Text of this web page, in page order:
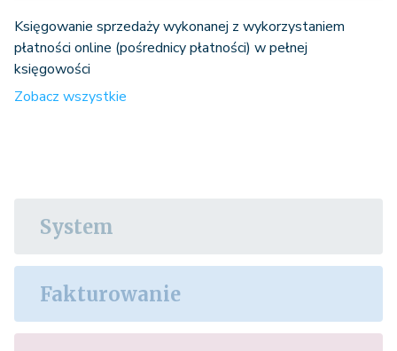
Księgowanie sprzedaży wykonanej z wykorzystaniem
płatności online (pośrednicy płatności) w pełnej
księgowości
Zobacz wszystkie
System
Fakturowanie